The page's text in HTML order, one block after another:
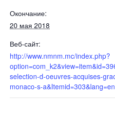
Окончание:
20 мая 2018
Веб-сайт:
http://www.nmnm.mc/index.php?
selection-d-oeuvres-acquises-
monaco-s-a&Itemid=303&lang=en